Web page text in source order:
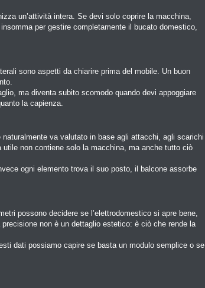
un’attività intera. Se devi solo coprire la macchina,
per gestire completamente il bucato domestico,
sono aspetti da chiarire prima del mobile. Un buon
ma diventa subito scomodo quando devi appoggiare
la capienza.
va valutato in base agli attacchi, agli scarichi
non contiene solo la macchina, ma anche tutto ciò
ogni elemento trova il suo posto, il balcone assorbe
possono decidere se l’elettrodomestico si apre bene,
non è un dettaglio estetico: è ciò che rende la
dati possiamo capire se basta un modulo semplice o se